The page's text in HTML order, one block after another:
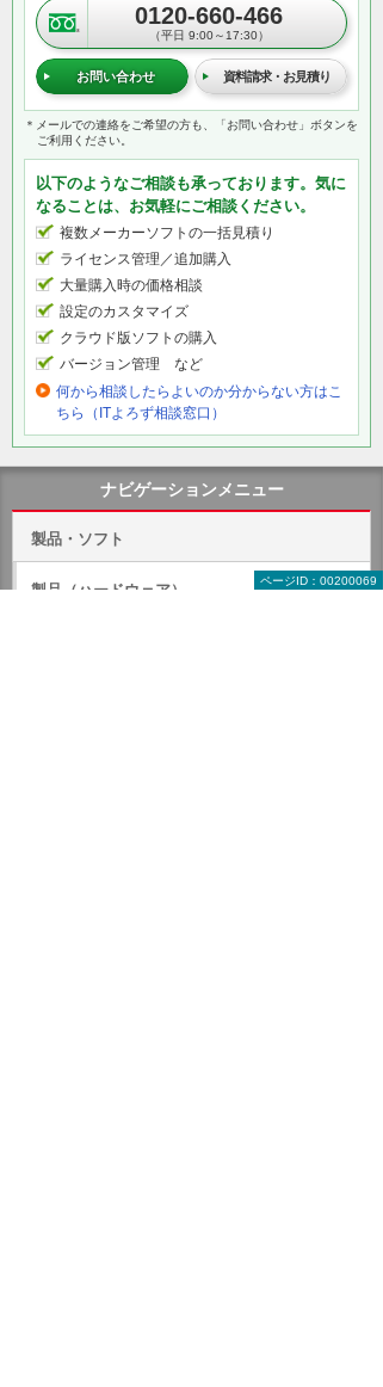
0120-660-466
（平日 9:00～17:30）
お問い合わせ 資料請求・お見積り
＊メールでの連絡をご希望の方も、「お問い合わせ」ボタンを
ご利用ください。
以下のようなご相談も承っております。気に
なることは、お気軽にご相談ください。
複数メーカーソフトの一括見積り
ライセンス管理／追加購入
大量購入時の価格相談
設定のカスタマイズ
クラウド版ソフトの購入
バージョン管理 など
何から相談したらよいのか分からない方はこ
ちら（ITよろず相談窓口）
ページID：00200069
ナビゲーションメニュー
製品・ソフト
製品（ハードウェア）